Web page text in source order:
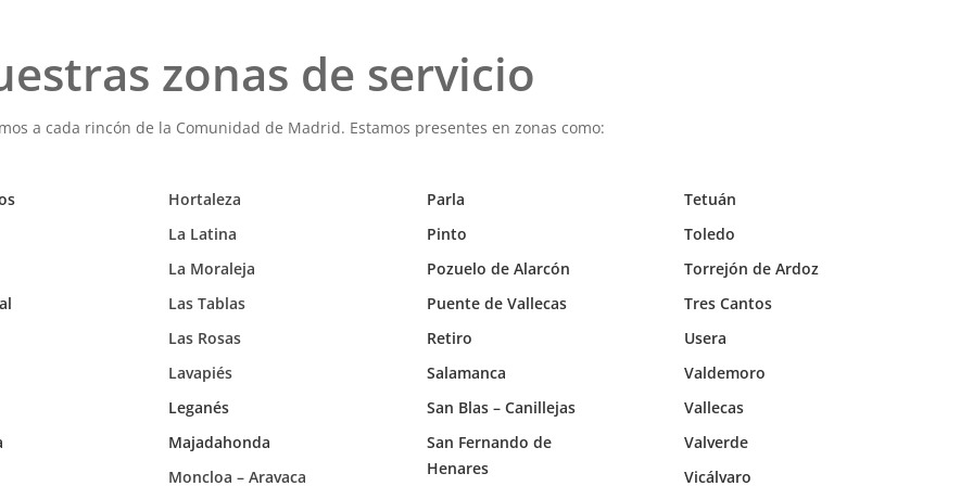
zonas de servicio
a cada rincón de la Comunidad de Madrid. Estamos presentes en zonas como:
Hortaleza
La Latina
La Moraleja
Las Tablas
Las Rosas
Lavapiés
Leganés
Majadahonda
Moncloa – Aravaca
Parla
Pinto
Pozuelo de Alarcón
Puente de Vallecas
Retiro
Salamanca
San Blas – Canillejas
San Fernando de
Henares
Tetuán
Toledo
Torrejón de Ardoz
Tres Cantos
Usera
Valdemoro
Vallecas
Valverde
Vicálvaro